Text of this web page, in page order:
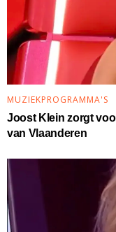
MUZIEKPROGRAMMA'S
Joost Klein zorgt
van Vlaanderen